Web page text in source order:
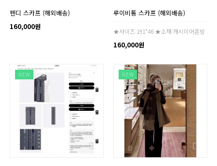
펜디 스카프 (해외배송)
160,000원
루이비통 스카프 (해외배송)
★사이즈:191*46 ★소재:캐시미어혼방
160,000원
NEW NEW